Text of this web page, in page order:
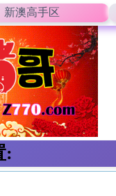
新澳高手区
: